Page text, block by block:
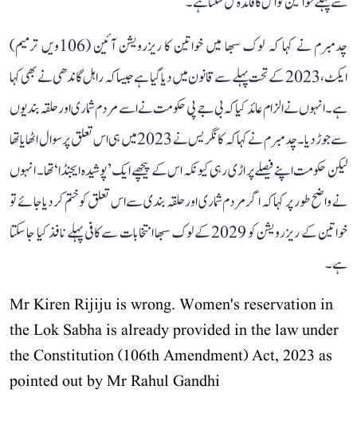
چدمبرم نے کہا کہ لوک سبھا میں خواتین کا ریزرویشن آئین (106ویں ترمیم)
ایکٹ، 2023 کے تحت پہلے سے قانون میں دیا گیا ہے جیسا کہ راہل گاندھی نے بھی کہا
ہے۔ انہوں نے الزام عائد کیا کہ بی جے پی حکومت نے اسے مردم شماری اور حلقہ بندیوں
سے جوڑ دیا۔ چدمبرم نے کہا کہ کانگریس نے 2023 میں ہی اس تعلق پر سوال اٹھایا تھا
لیکن حکومت اپنے فیصلے پر اڑی رہی کیونکہ اس کے پیچھے ایک ’پوشیدہ ایجنڈا‘ تھا۔ انہوں
نے واضح طور پر کہا کہ اگر مردم شماری اور حلقہ بندی سے اس تعلق کو ختم کر دیا جائے تو
خواتین کے ریزرویشن کو 2029 کے لوک سبھا انتخابات سے کافی پہلے نافذ کیا جا سکتا
ہے۔
Mr Kiren Rijiju is wrong. Women's reservation in
the Lok Sabha is already provided in the law under
the Constitution (106th Amendment) Act, 2023 as
pointed out by Mr Rahul Gandhi